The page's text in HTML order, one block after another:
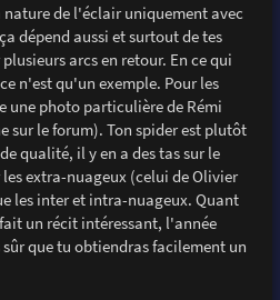
nature de l'éclair uniquement avec
dépend aussi et surtout de tes
arcs en retour. En ce qui
n'est qu'un exemple. Pour les
une photo particulière de Rémi
sur le forum). Ton spider est plutôt
qualité, il y en a des tas sur le
extra-nuageux (celui de Olivier
les inter et intra-nuageux. Quant
un récit intéressant, l'année
que tu obtiendras facilement un